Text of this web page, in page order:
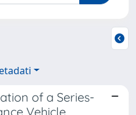
of a Series-
Vehicle